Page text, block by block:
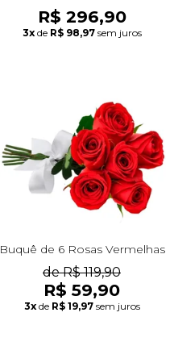
R$ 296,90
3x de R$ 98,97 sem juros
Buquê de 6 Rosas Vermelhas
de R$ 119,90
R$ 59,90
3x de R$ 19,97 sem juros